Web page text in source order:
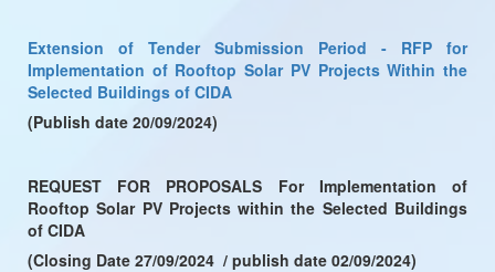
Extension of Tender Submission Period - RFP for
Implementation of Rooftop Solar PV Projects Within the
Selected Buildings of CIDA
(Publish date 20/09/2024)
REQUEST FOR PROPOSALS For Implementation of
Rooftop Solar PV Projects within the Selected Buildings
of CIDA
(Closing Date 27/09/2024 / publish date 02/09/2024)